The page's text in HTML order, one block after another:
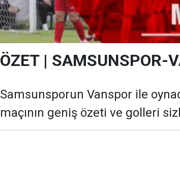
ÖZET | SAMSUNSPOR-
Samsunsporun Vanspor ile
maçının geniş özeti ve golleri